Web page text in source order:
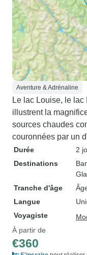
Aventure & Adrénaline
Le lac Louise, le
illustrent la
sources chaudes
couronnées par un
Durée
2
Destinations
Tranche d'âge
Langue
Voyagiste
À partir de
€360